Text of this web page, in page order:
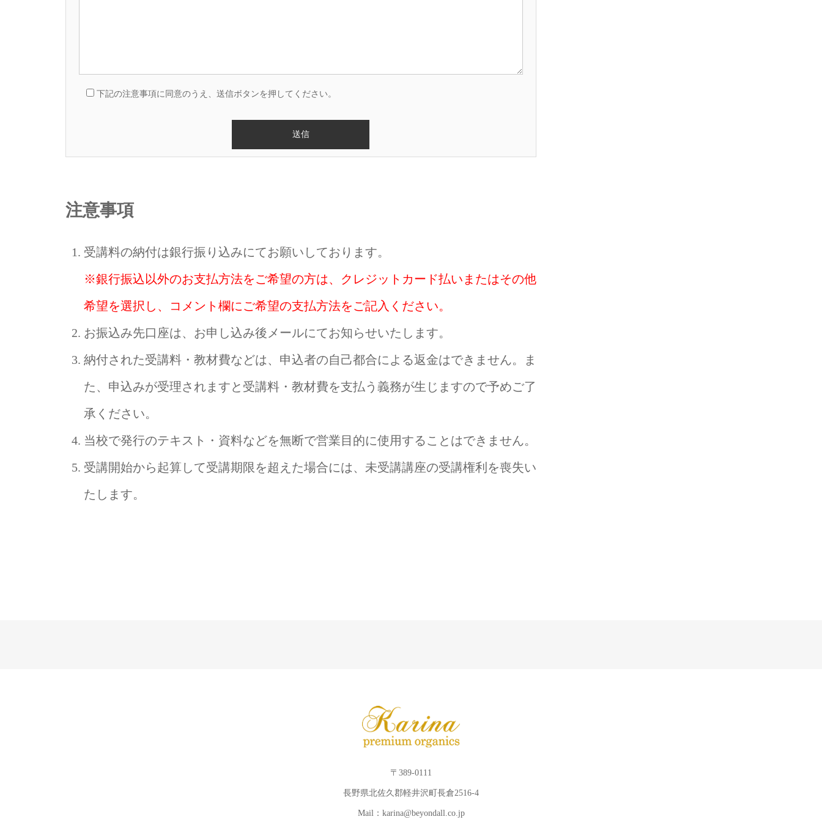
下記の注意事項に同意のうえ、送信ボタンを押してください。
注意事項
受講料の納付は銀行振り込みにてお願いしております。
※銀行振込以外のお支払方法をご希望の方は、クレジットカード払いまたはその他
希望を選択し、コメント欄にご希望の支払方法をご記入ください。
お振込み先口座は、お申し込み後メールにてお知らせいたします。
納付された受講料・教材費などは、申込者の自己都合による返金はできません。ま
た、申込みが受理されますと受講料・教材費を支払う義務が生じますので予めご了
承ください。
当校で発行のテキスト・資料などを無断で営業目的に使用することはできません。
受講開始から起算して受講期限を超えた場合には、未受講講座の受講権利を喪失い
たします。
〒389-0111
長野県北佐久郡軽井沢町長倉2516-4
Mail：karina@beyondall.co.jp